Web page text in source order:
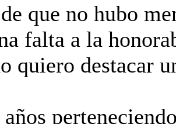
que no hubo
falta a la
quiero destacar
años